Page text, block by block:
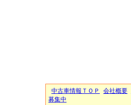
中古車情報ＴＯＰ 会社概要
募集中